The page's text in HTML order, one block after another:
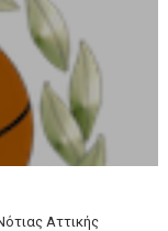
Αττικής